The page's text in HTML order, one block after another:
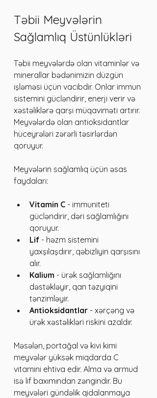
Təbii Meyvələrin
Sağlamlıq Üstünlükləri
Təbii meyvələrdə olan vitaminlər və
minerallar bədənimizin düzgün
işləməsi üçün vacibdir. Onlar immun
sistemini gücləndirir, enerji verir və
xəstəliklərə qarşı müqaviməti artırır.
Meyvələrdə olan antioksidantlar
hüceyrələri zərərli təsirlərdən
qoruyur.
Meyvələrin sağlamlıq üçün əsas
faydaları:
Vitamin C - immuniteti
gücləndirir, dəri sağlamlığını
qoruyur.
Lif - həzm sistemini
yaxşılaşdırır, qəbizliyin qarşısını
alır.
Kalium - ürək sağlamlığını
dəstəkləyir, qan təzyiqini
tənzimləyir.
Antioksidantlar - xərçəng və
ürək xəstəlikləri riskini azaldır.
Məsələn, portağal və kivi kimi
meyvələr yüksək miqdarda C
vitamini ehtiva edir. Alma və armud
isə lif baxımından zəngindir. Bu
meyvələri gündəlik qidalanmaya